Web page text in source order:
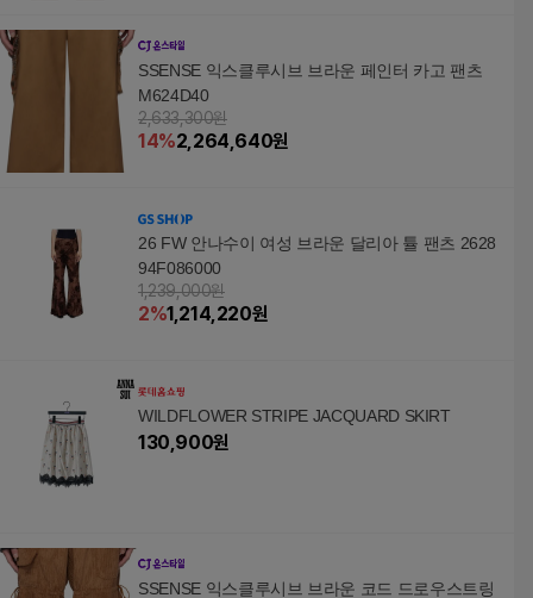
SSENSE 익스클루시브 브라운 페인터 카고 팬츠
M624D40
2,633,300원
14%2,264,640원
26 FW 안나수이 여성 브라운 달리아 튤 팬츠 2628
94F086000
1,239,000원
2%1,214,220원
WILDFLOWER STRIPE JACQUARD SKIRT
130,900원
SSENSE 익스클루시브 브라운 코드 드로우스트링